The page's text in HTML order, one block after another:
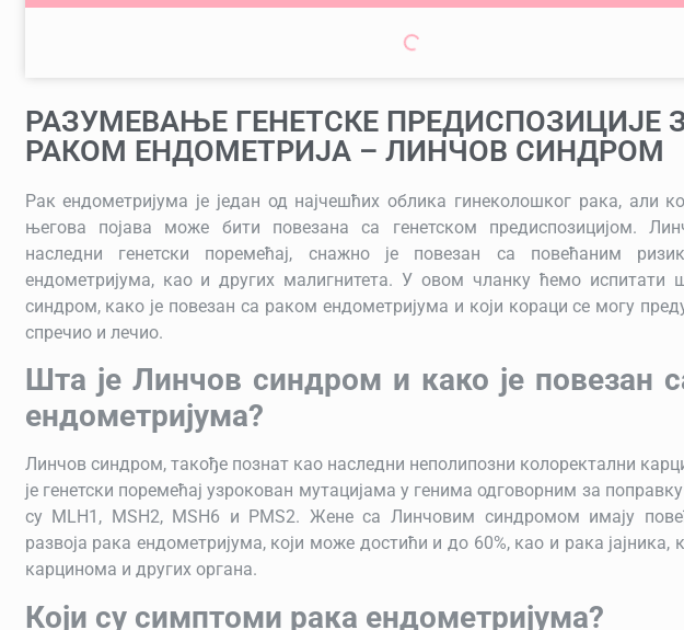
РАЗУМЕВАЊЕ ГЕНЕТСКЕ ПРЕДИСПОЗИЦИЈЕ
РАКОМ ЕНДОМЕТРИЈА – ЛИНЧОВ СИНДРОМ
Рак ендометријума је један од најчешћих облика гинеколошког рака, али
његова појава може бити повезана са генетском предиспозицијом.
наследни генетски поремећај, снажно је повезан са повећаним
ендометријума, као и других малигнитета. У овом чланку ћемо испитати
синдром, како је повезан са раком ендометријума и који кораци се могу
спречио и лечио.
Шта је Линчов синдром и како је повезан
ендометријума?
Линчов синдром, такође познат као наследни неполипозни колоректални
је генетски поремећај узрокован мутацијама у генима одговорним за
су MLH1, MSH2, MSH6 и PMS2. Жене са Линчовим синдромом имају
развоја рака ендометријума, који може достићи и до 60%, као и рака јајника,
карцинома и других органа.
Који су симптоми рака ендометријума?